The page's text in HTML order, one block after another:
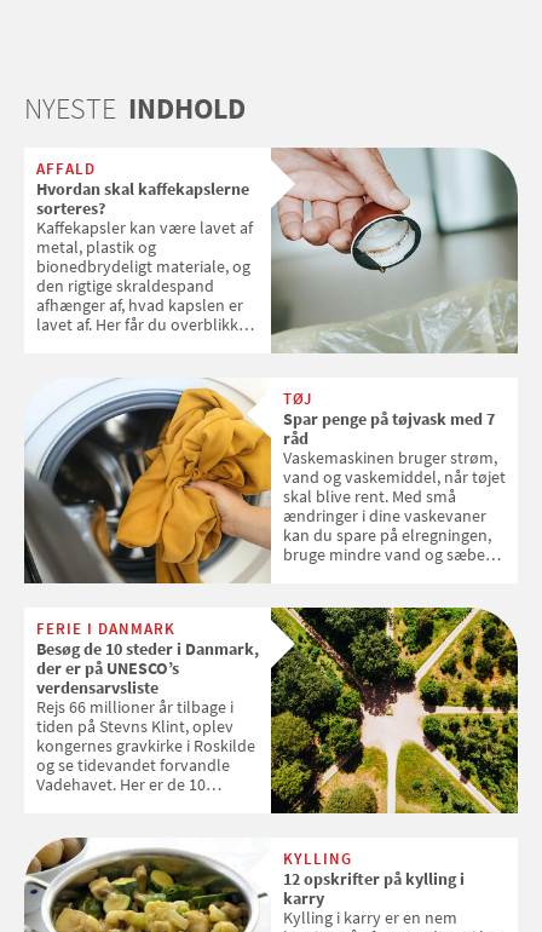
NYESTE INDHOLD
AFFALD
Hvordan skal kaffekapslerne
sorteres?
Kaffekapsler kan være lavet af
metal, plastik og
bionedbrydeligt materiale, og
den rigtige skraldespand
afhænger af, hvad kapslen er
lavet af. Her får du overblikket
TØJ
Spar penge på tøjvask med 7
råd
Vaskemaskinen bruger strøm,
vand og vaskemiddel, når tøjet
skal blive rent. Med små
ændringer i dine vaskevaner
kan du spare på elregningen,
bruge mindre vand og sæbe
enkle råd til at spare penge på
tøjvasken
FERIE I DANMARK
Besøg de 10 steder i Danmark,
der er på UNESCO’s
verdensarvsliste
Rejs 66 millioner år tilbage i
tiden på Stevns Klint, oplev
kongernes gravkirke i Roskilde
og se tidevandet forvandle
Vadehavet. Her er de 10
KYLLING
12 opskrifter på kylling i
karry
Kylling i karry er en nem